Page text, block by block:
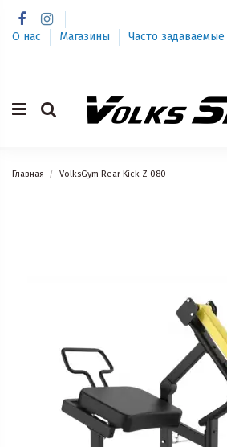
О нас Магазины
Часто
Главная VolksGym Rear Kick Z-080